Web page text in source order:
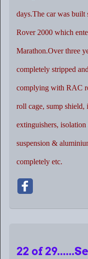
days.The car was built
Rover 2000 which
Marathon.Over three
completely stripped
complying with RAC
roll cage, sump
extinguishers,
suspension &
completely etc.
22 of